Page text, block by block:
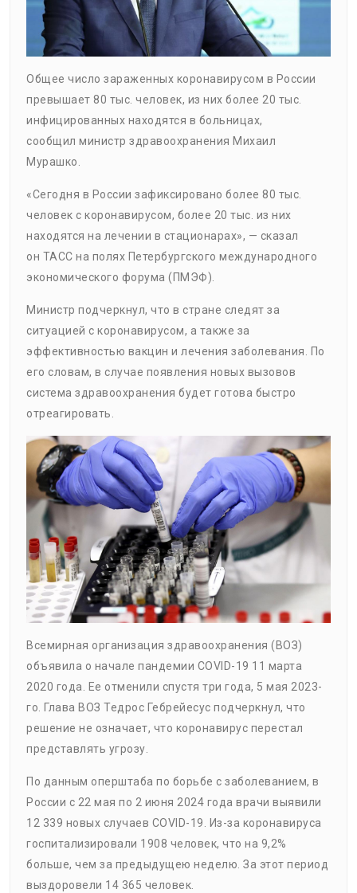
Общее число зараженных коронавирусом в России
превышает 80 тыс. человек, из них более 20 тыс.
инфицированных находятся в больницах,
сообщил министр здравоохранения Михаил
Мурашко.
«Сегодня в России зафиксировано более 80 тыс.
человек с коронавирусом, более 20 тыс. из них
находятся на лечении в стационарах», — сказал
он ТАСС на полях Петербургского международного
экономического форума (ПМЭФ).
Министр подчеркнул, что в стране следят за
ситуацией с коронавирусом, а также за
эффективностью вакцин и лечения заболевания. По
его словам, в случае появления новых вызовов
система здравоохранения будет готова быстро
отреагировать.
Всемирная организация здравоохранения (ВОЗ)
объявила о начале пандемии COVID-19 11 марта
2020 года. Ее отменили спустя три года, 5 мая 2023-
го. Глава ВОЗ Тедрос Гебрейесус подчеркнул, что
решение не означает, что коронавирус перестал
представлять угрозу.
По данным оперштаба по борьбе с заболеванием, в
России с 22 мая по 2 июня 2024 года врачи выявили
12 339 новых случаев COVID-19. Из-за коронавируса
госпитализировали 1908 человек, что на 9,2%
больше, чем за предыдущею неделю. За этот период
выздоровели 14 365 человек.